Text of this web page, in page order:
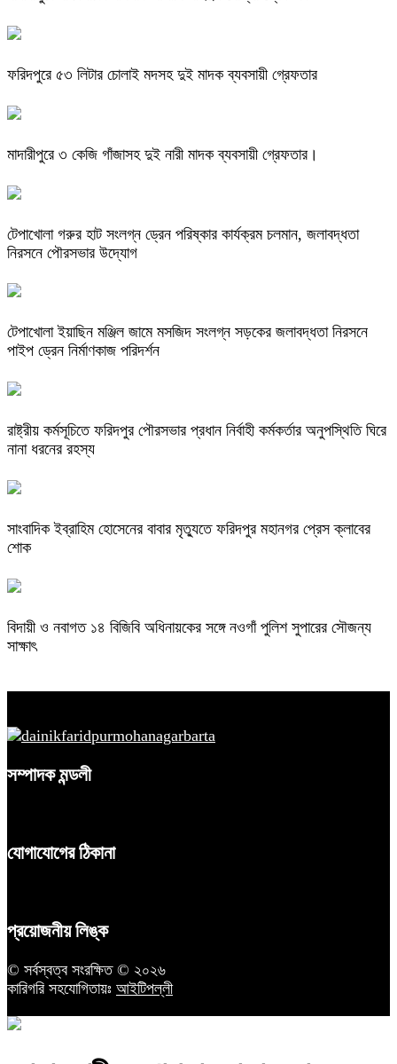
ফরিদপুরে ৫৩ লিটার চোলাই মদসহ দুই মাদক ব্যবসায়ী গ্রেফতার
মাদারীপুরে ৩ কেজি গাঁজাসহ দুই নারী মাদক ব্যবসায়ী গ্রেফতার।
টেপাখোলা গরুর হাট সংলগ্ন ড্রেন পরিষ্কার কার্যক্রম চলমান, জলাবদ্ধতা
নিরসনে পৌরসভার উদ্যোগ
টেপাখোলা ইয়াছিন মঞ্জিল জামে মসজিদ সংলগ্ন সড়কের জলাবদ্ধতা নিরসনে
পাইপ ড্রেন নির্মাণকাজ পরিদর্শন
রাষ্ট্রীয় কর্মসূচিতে ফরিদপুর পৌরসভার প্রধান নির্বাহী কর্মকর্তার অনুপস্থিতি ঘিরে
নানা ধরনের রহস্য
সাংবাদিক ইব্রাহিম হোসেনের বাবার মৃত্যুতে ফরিদপুর মহানগর প্রেস ক্লাবের
শোক
বিদায়ী ও নবাগত ১৪ বিজিবি অধিনায়কের সঙ্গে নওগাঁ পুলিশ সুপারের সৌজন্য
সাক্ষাৎ
সম্পাদক মন্ডলী
যোগাযোগের ঠিকানা
প্রয়োজনীয় লিঙ্ক
© সর্বস্বত্ব সংরক্ষিত © ২০২৬
কারিগরি সহযোগিতায়ঃ আইটিপল্লী